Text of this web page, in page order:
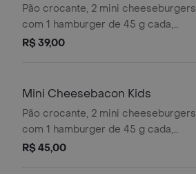
Pão crocante, 2 mini cheeseburgers
com 1 hamburger de 45 g cada,
alface e tomate orgânicos e
R$ 39,00
Mini Cheesebacon Kids
Pão crocante, 2 mini cheeseburgers
com 1 hamburger de 45 g cada,
bacon, alface e tomate orgânicos e
R$ 45,00